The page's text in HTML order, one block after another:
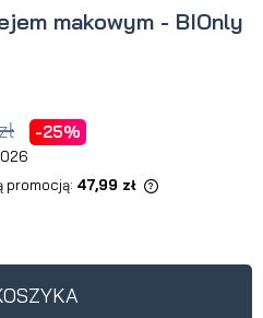
makowym - BIOnly
-25%
promocją: 47,99 zł
sprzedawany
wyświetlana jest
w sprzedaży.